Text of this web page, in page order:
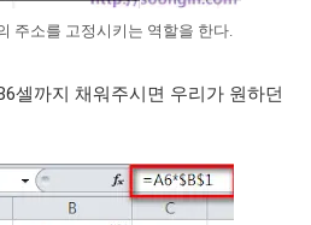
주소를 고정시키는 역할을 한다.
셀까지 채워주시면 우리가 원하던